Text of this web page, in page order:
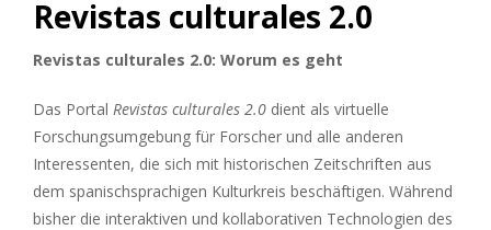
Revistas culturales 2.0
Revistas culturales 2.0: Worum es geht
Das Portal Revistas culturales 2.0 dient als virtuelle
Forschungsumgebung für Forscher und alle anderen
Interessenten, die sich mit historischen Zeitschriften aus
dem spanischsprachigen Kulturkreis beschäftigen. Während
bisher die interaktiven und kollaborativen Technologien des